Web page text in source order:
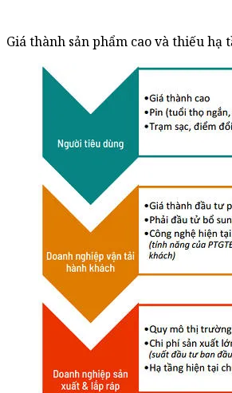
Giá thành sản phẩm cao và thiếu